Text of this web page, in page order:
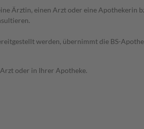
Ärztin, einen Arzt oder eine Apothekerin
werden, übernimmt die BS-
oder in Ihrer Apotheke.